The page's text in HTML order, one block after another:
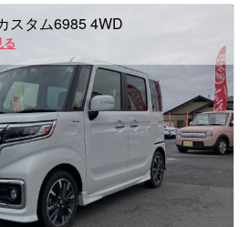
スタム6985 4WD
る